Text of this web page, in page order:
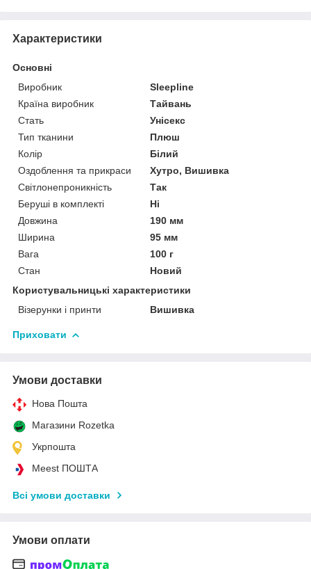
Характеристики
Основні
Виробник
Sleepline
Країна виробник
Тайвань
Стать
Унісекс
Тип тканини
Плюш
Колір
Білий
Оздоблення та прикраси
Хутро, Вишивка
Світлонепроникність
Так
Беруші в комплекті
Ні
Довжина
190 мм
Ширина
95 мм
Вага
100 г
Стан
Новий
Користувальницькі характеристики
Візерунки і принти
Вишивка
Приховати
Умови доставки
Нова Пошта
Магазини Rozetka
Укрпошта
Meest ПОШТА
Всі умови доставки
Умови оплати